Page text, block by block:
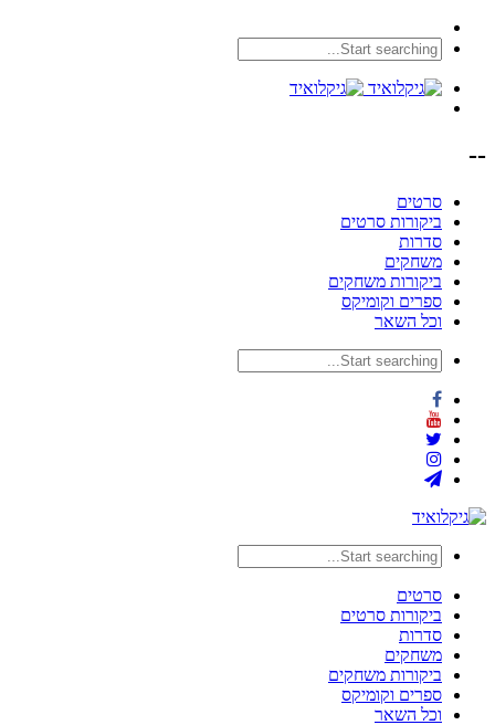
--
סרטים
ביקורות סרטים
סדרות
משחקים
ביקורות משחקים
ספרים וקומיקס
וכל השאר
סרטים
ביקורות סרטים
סדרות
משחקים
ביקורות משחקים
ספרים וקומיקס
וכל השאר